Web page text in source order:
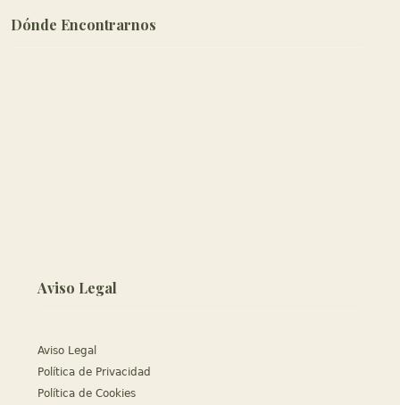
Dónde Encontrarnos
Aviso Legal
Aviso Legal
Política de Privacidad
Política de Cookies